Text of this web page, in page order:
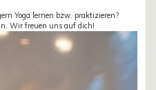
Yoga lernen bzw. praktizieren?
Wir freuen uns auf dich!